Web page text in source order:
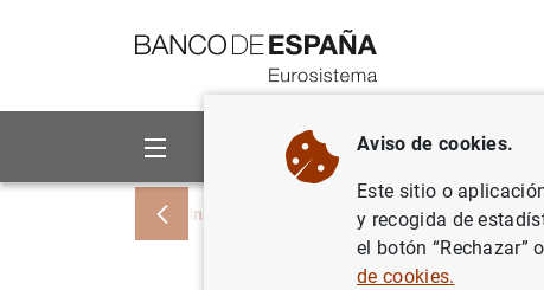
Sobre el Banco Áreas de
Inicio Noticias y eventos Noticias del
Aviso de cookies.
Este sitio o
y recogida de
el botón
de cookies.